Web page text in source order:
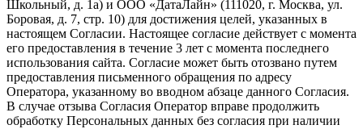
Школьный, д. 1а) и ООО «ДатаЛайн» (111020, г. Москва, ул.
Боровая, д. 7, стр. 10) для достижения целей, указанных в
настоящем Согласии. Настоящее согласие действует с момента
его предоставления в течение 3 лет с момента последнего
использования сайта. Согласие может быть отозвано путем
предоставления письменного обращения по адресу
Оператора, указанному во вводном абзаце данного Согласия.
В случае отзыва Согласия Оператор вправе продолжить
обработку Персональных данных без согласия при наличии